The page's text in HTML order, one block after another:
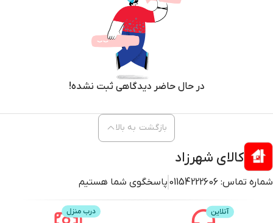
در حال حاضر دیدگاهی ثبت نشده!
کالای شهرزاد
شماره تماس: 01154222606 پاسخگوی شما هستیم
بازگشت به بالا